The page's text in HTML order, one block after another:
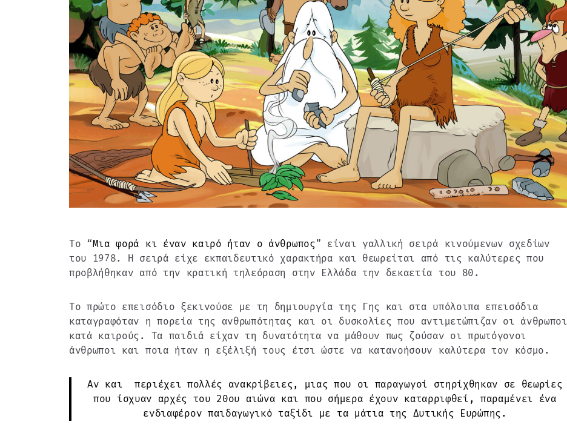
To “Μια φορά κι έναν καιρό ήταν ο άνθρωπος” είναι γαλλική σειρά κινούμενων σχεδίων
του 1978. Η σειρά είχε εκπαιδευτικό χαρακτήρα και θεωρείται από τις καλύτερες που
προβλήθηκαν από την κρατική τηλεόραση στην Ελλάδα την δεκαετία του 80.
Το πρώτο επεισόδιο ξεκινούσε με τη δημιουργία της Γης και στα υπόλοιπα επεισόδια
καταγραφόταν η πορεία της ανθρωπότητας και οι δυσκολίες που αντιμετώπιζαν οι άνθρωποι
κατά καιρούς. Τα παιδιά είχαν τη δυνατότητα να μάθουν πως ζούσαν οι πρωτόγονοι
άνθρωποι και ποια ήταν η εξέλιξή τους έτσι ώστε να κατανοήσουν καλύτερα τον κόσμο.
Αν και περιέχει πολλές ανακρίβειες, μιας που οι παραγωγοί στηρίχθηκαν σε θεωρίες
που ίσχυαν αρχές του 20ου αιώνα και που σήμερα έχουν καταρριφθεί, παραμένει ένα
ενδιαφέρον παιδαγωγικό ταξίδι με τα μάτια της Δυτικής Ευρώπης.